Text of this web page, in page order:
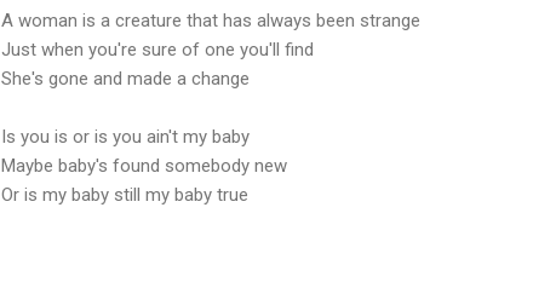
A woman is a creature that has always been strange
Just when you're sure of one you'll find
She's gone and made a change
Is you is or is you ain't my baby
Maybe baby's found somebody new
Or is my baby still my baby true